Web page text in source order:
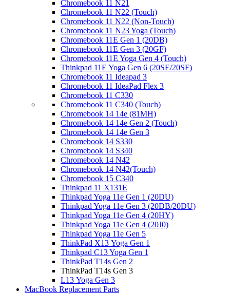
Chromebook 11 N21
Chromebook 11 N22 (Touch)
Chromebook 11 N22 (Non-Touch)
Chromebook 11 N23 Yoga (Touch)
Chromebook 11E Gen 1 (20DB)
Chromebook 11E Gen 3 (20GF)
Chromebook 11E Yoga Gen 4 (Touch)
Thinkpad 11E Yoga Gen 6 (20SE/20SF)
Chromebook 11 Ideapad 3
Chromebook 11 IdeaPad Flex 3
Chromebook 11 C330
Chromebook 11 C340 (Touch)
Chromebook 14 14e (81MH)
Chromebook 14 14e Gen 2 (Touch)
Chromebook 14 14e Gen 3
Chromebook 14 S330
Chromebook 14 S340
Chromebook 14 N42
Chromebook 14 N42(Touch)
Chromebook 15 C340
Thinkpad 11 X131E
Thinkpad Yoga 11e Gen 1 (20DU)
Thinkpad Yoga 11e Gen 3 (20DB/20DU)
Thinkpad Yoga 11e Gen 4 (20HY)
Thinkpad Yoga 11e Gen 4 (20J0)
Thinkpad Yoga 11e Gen 5
ThinkPad X13 Yoga Gen 1
Thinkpad C13 Yoga Gen 1
ThinkPad T14s Gen 2
ThinkPad T14s Gen 3
L13 Yoga Gen 3
MacBook Replacement Parts